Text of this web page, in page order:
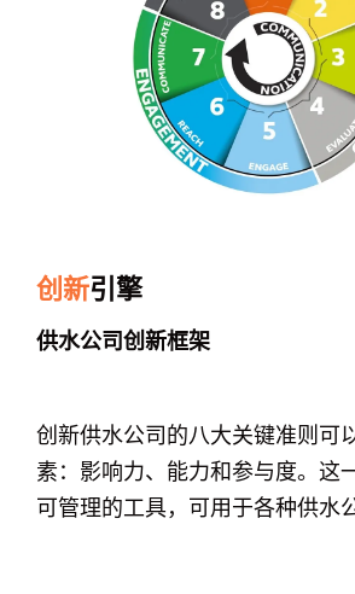
创新引擎
供水公司创新框架
创新供水公司的八大关键准则可
素：影响力、能力和参与度。这
可管理的工具，可用于各种供水